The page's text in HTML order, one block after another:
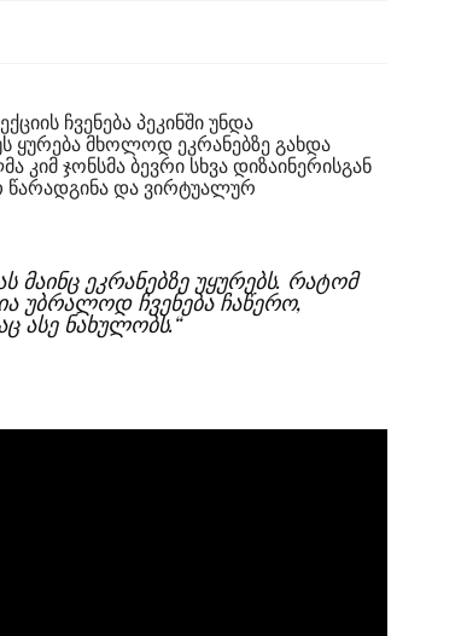
ჩვენება პეკინში უნდა
ყურება მხოლოდ ეკრანებზე გახდა
ჯონსმა ბევრი სხვა დიზაინერისგან
და ვირტუალურ
მაინც ეკრანებზე უყურებს. რატომ
უბრალოდ ჩვენება ჩაწერო,
ასე ნახულობს.“